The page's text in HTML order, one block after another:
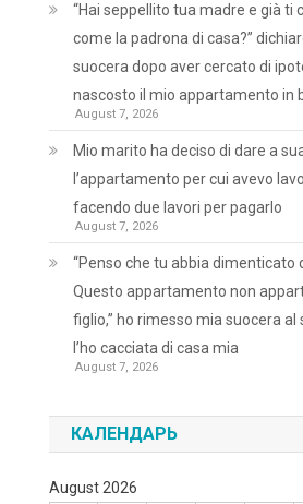
“Hai seppellito tua madre e già ti
come la padrona di casa?”
suocera dopo aver cercato di
nascosto il mio appartamento in
August 7, 2026
Mio marito ha deciso di dare a
l’appartamento per cui avevo
facendo due lavori per pagarlo
August 7, 2026
“Penso che tu abbia dimenticato
Questo appartamento non
figlio,” ho rimesso mia suocera al
l’ho cacciata di casa mia
August 7, 2026
КАЛЕНДАРЬ
August 2026